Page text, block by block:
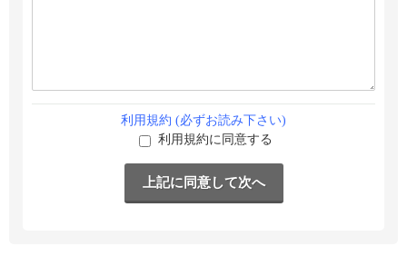
利用規約 (必ずお読み下さい)
利用規約に同意する